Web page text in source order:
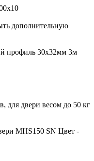
дополнительную
профиль 30х32мм 3м
для двери весом до 50 кг
MHS150 SN Цвет -